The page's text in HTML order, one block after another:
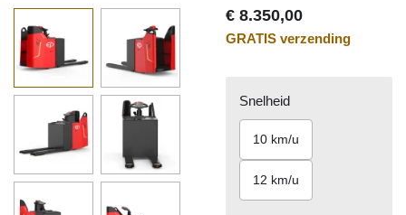
€ 8.350,00
GRATIS verzending
Snelheid
10 km/u
12 km/u